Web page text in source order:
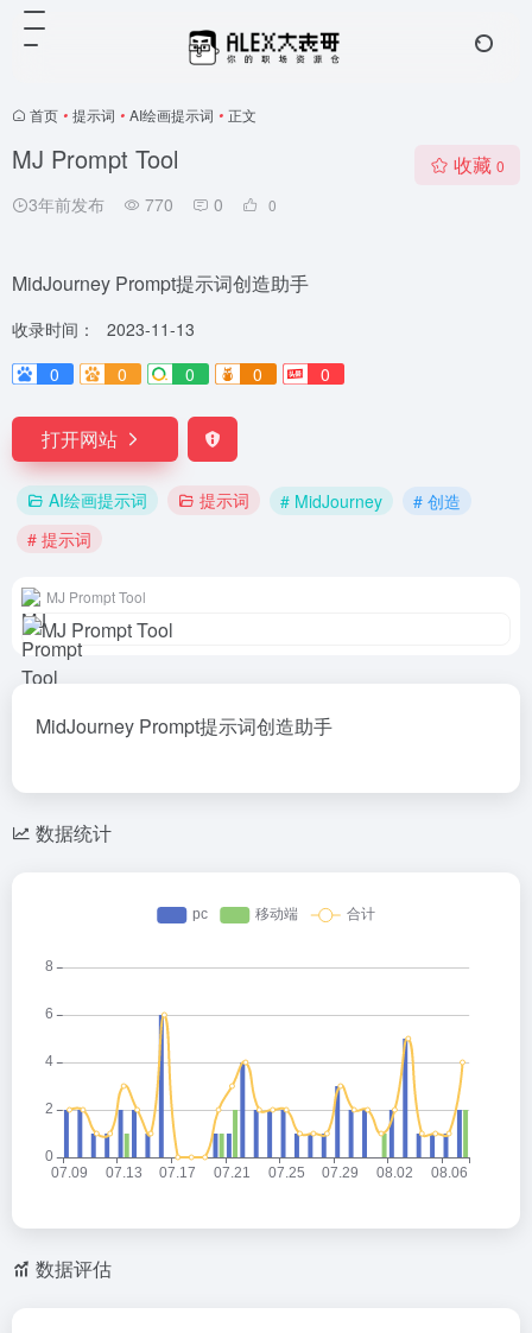
首页 • 提示词 • AI绘画提示词 • 正文
MJ Prompt Tool
3年前发布 770 0 0
收藏 0
MidJourney Prompt提示词创造助手
收录时间：
2023-11-13
0
0 0 0 0
打开网站
AI绘画提示词 提示词 # MidJourney
# 创造
# 提示词
MJ Prompt Tool
MidJourney Prompt提示词创造助手
数据统计
数据评估